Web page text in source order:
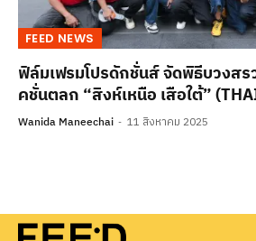
FEED NEWS
ฟิล์มเฟรมโปรดักชั่นส์ จัดพิธีบวงส
คชั่นตลก “สิงห์เหนือ เสือใต้”
Wanida Maneechai 11 สิงหาคม 2025